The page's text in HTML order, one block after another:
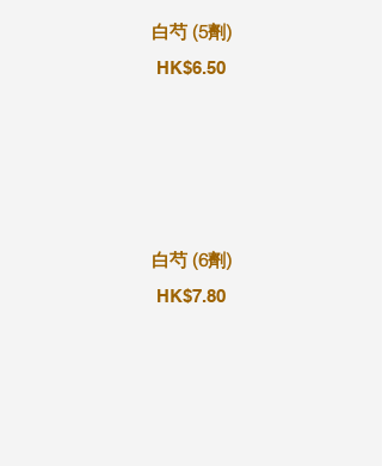
白芍 (5劑)
HK$6.50
白芍 (6劑)
HK$7.80